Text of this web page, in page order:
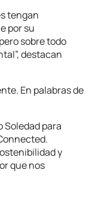
tengan
por su
sobre todo
destacan
En palabras de
Soledad para
y
que nos